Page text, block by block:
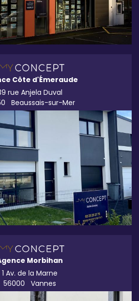
Côte d'Émeraude
rue Anjela Duval
Beaussais-sur-Mer
Morbihan
1 Av. de la Marne
56000
Vannes